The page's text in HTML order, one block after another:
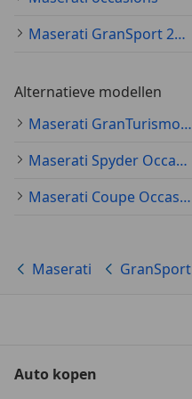
Maserati GranSport 2005
Alternatieve modellen
Maserati GranTurismo Occasion
Maserati Spyder Occasion
Maserati Coupe Occasion
Maserati GranSport
Auto kopen